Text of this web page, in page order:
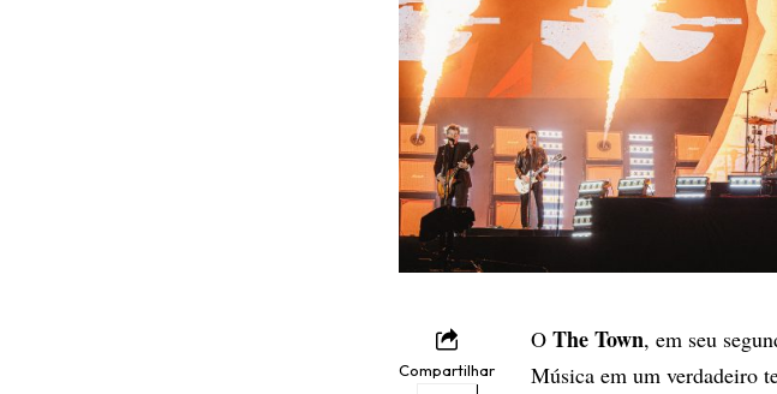
Compartilhar
O The Town, em seu
Música em um verdadeiro